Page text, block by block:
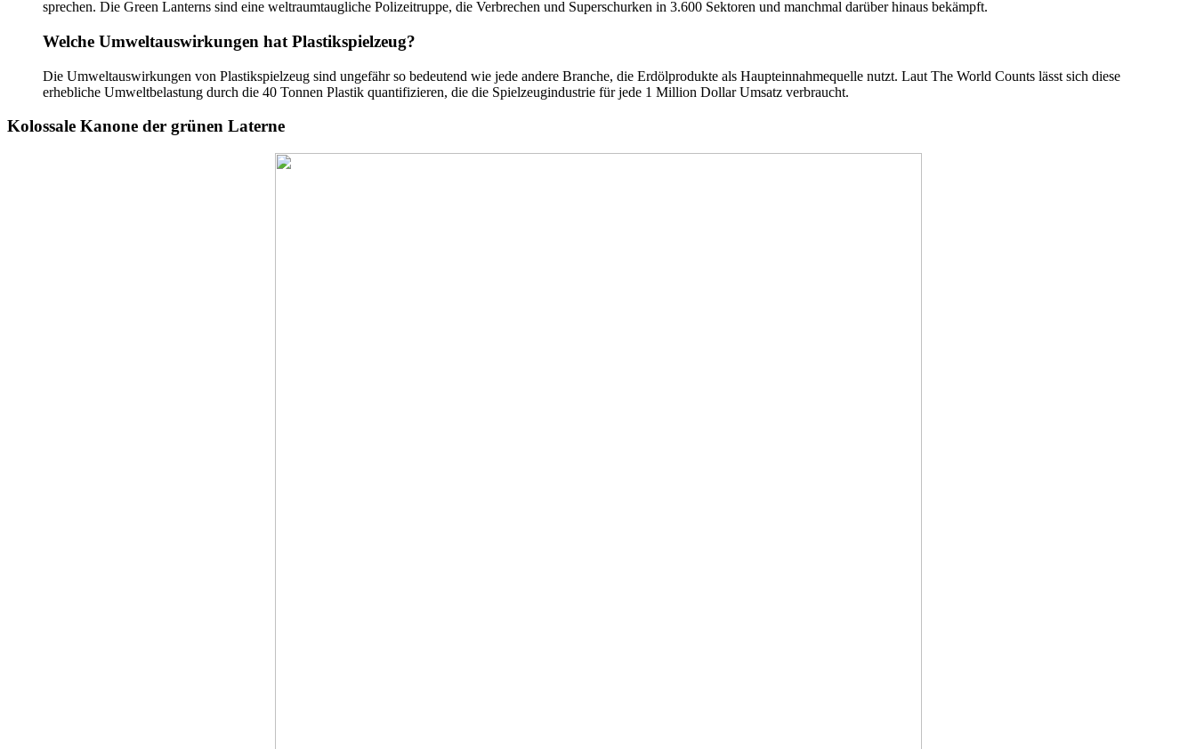
sprechen. Die Green Lanterns sind eine weltraumtaugliche Polizeitruppe, die Verbrechen und Superschurken in 3.600 Sektoren und manchmal darüber hinaus bekämpft.
Welche Umweltauswirkungen hat Plastikspielzeug?
Die Umweltauswirkungen von Plastikspielzeug sind ungefähr so ​​bedeutend wie jede andere Branche, die Erdölprodukte als Haupteinnahmequelle nutzt. Laut The World Counts lässt sich diese
erhebliche Umweltbelastung durch die 40 Tonnen Plastik quantifizieren, die die Spielzeugindustrie für jede 1 Million Dollar Umsatz verbraucht.
Kolossale Kanone der grünen Laterne